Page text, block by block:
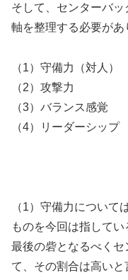
そして、センターバ
軸を整理する必要があ
（1）守備力（対人）
（2）攻撃力
（3）バランス感覚
（4）リーダーシップ
（1）守備力について
ものを今回は指して
最後の砦となるべく
て、その割合は高い